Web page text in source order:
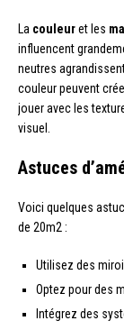
La couleuret les
influencent
neutres
couleur peuvent
jouer avec les
visuel.
Astuces
Voici quelques
de 20m2 :
Utilisez des
Optez pour des
Intégrez des